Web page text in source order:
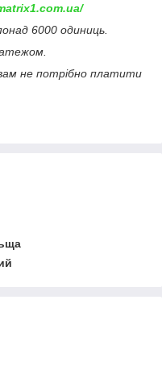
6000 одиниць.
не потрібно платити